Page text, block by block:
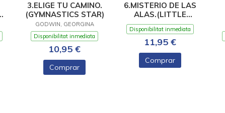
3.ELIGE TU CAMINO.
(GYMNASTICS STAR)
GODWIN, GEORGINA
Disponibilitat inmediata
10,95 €
Comprar
6.MISTERIO DE LAS
ALAS.(LITTLE
DRAGONS)
Disponibilitat inmediata
11,95 €
Comprar